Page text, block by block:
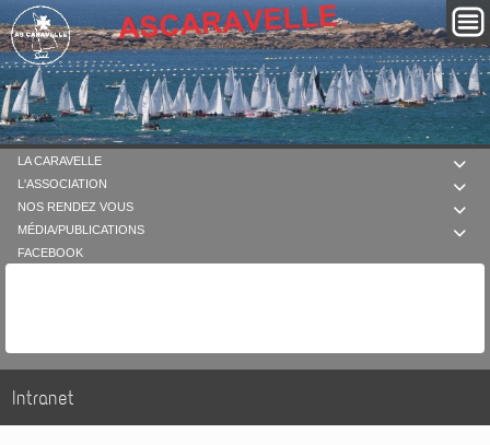

LA CARAVELLE

L'ASSOCIATION

NOS RENDEZ VOUS

MÉDIA/PUBLICATIONS
FACEBOOK
Intranet